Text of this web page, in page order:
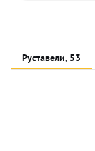
Руставели, 53